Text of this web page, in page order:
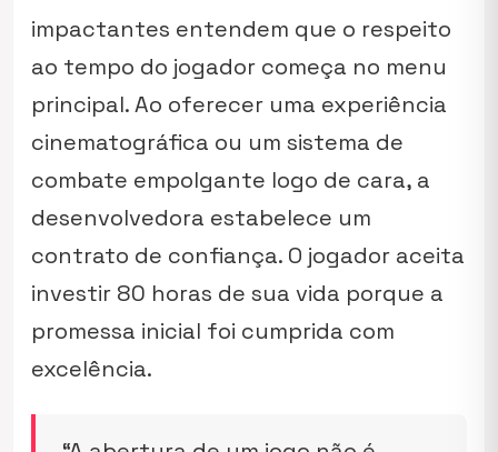
impactantes entendem que o respeito
ao tempo do jogador começa no menu
principal. Ao oferecer uma experiência
cinematográfica ou um sistema de
combate empolgante logo de cara, a
desenvolvedora estabelece um
contrato de confiança. O jogador aceita
investir 80 horas de sua vida porque a
promessa inicial foi cumprida com
excelência.